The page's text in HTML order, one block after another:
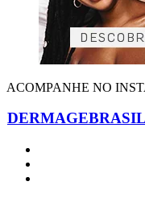
ACOMPANHE NO
DERMAGEBRASIL